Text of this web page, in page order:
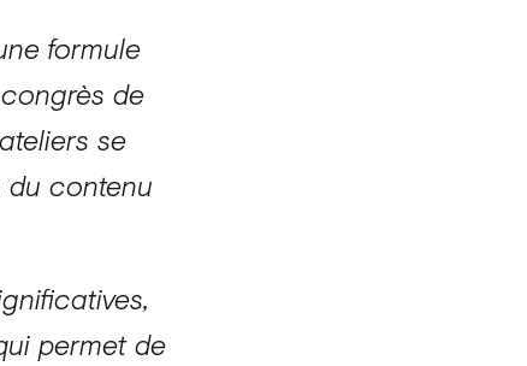
formule
de
se
contenu
permet de